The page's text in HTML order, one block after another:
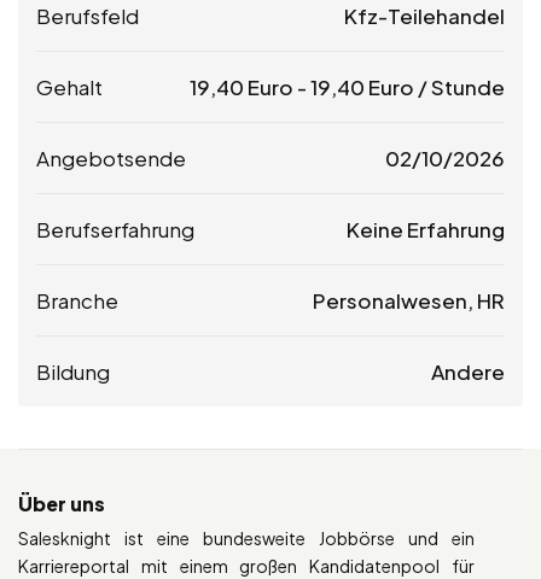
Berufsfeld Kfz-Teilehandel
Gehalt 19,40 Euro -19,40 Euro / Stunde
Angebotsende 02/10/2026
Berufserfahrung Keine Erfahrung
Branche Personalwesen, HR
Bildung Andere
Über uns
Salesknight ist eine bundesweite Jobbörse und ein
Karriereportal mit einem großen Kandidatenpool für